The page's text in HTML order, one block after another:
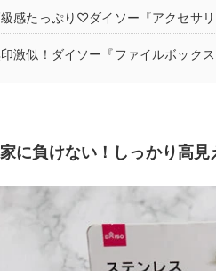
感たっぷり♡ダイソー『アクセサ
激似！ダイソー『ファイルボックス
に負けない！しっかり高見